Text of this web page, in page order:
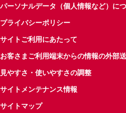
パーソナルデータ（個人情報など）に
プライバシーポリシー
サイトご利用にあたって
お客さまご利用端末からの情報の外部
見やすさ・使いやすさの調整
サイトメンテナンス情報
サイトマップ